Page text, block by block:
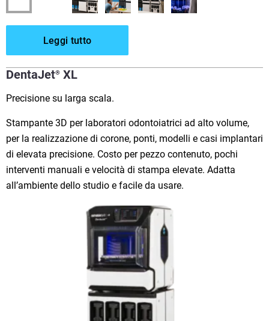
Leggi tutto
DentaJet® XL
Precisione su larga scala.
Stampante 3D per laboratori odontoiatrici ad alto volume,
per la realizzazione di corone, ponti, modelli e casi implantari
di elevata precisione. Costo per pezzo contenuto, pochi
interventi manuali e velocità di stampa elevate. Adatta
all’ambiente dello studio e facile da usare.